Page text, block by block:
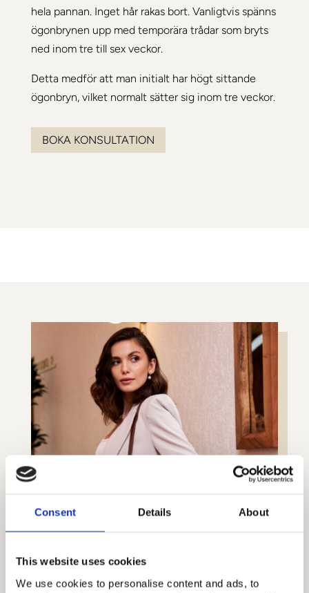
Consent Details About
This website uses cookies
We use cookies to personalise content and ads, to
hela pannan. Inget hår rakas bort. Vanligtvis spänns
ögonbrynen upp med temporära trådar som bryts
ned inom tre till sex veckor.
Detta medför att man initialt har högt sittande
ögonbryn, vilket normalt sätter sig inom tre veckor.
BOKA KONSULTATION